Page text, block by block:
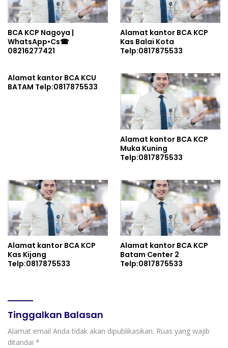
BCA KCP Nagoya |
WhatsApp•Cs☎
08216277421
Alamat kantor BCA KCP
Kas Balai Kota
Telp:0817875533
Alamat kantor BCA KCU
BATAM Telp:0817875533
Alamat kantor BCA KCP
Muka Kuning
Telp:0817875533
Alamat kantor BCA KCP
Kas Kijang
Telp:0817875533
Alamat kantor BCA KCP
Batam Center 2
Telp:0817875533
Tinggalkan Balasan
Alamat email Anda tidak akan dipublikasikan. Ruas yang wajib
ditandai *